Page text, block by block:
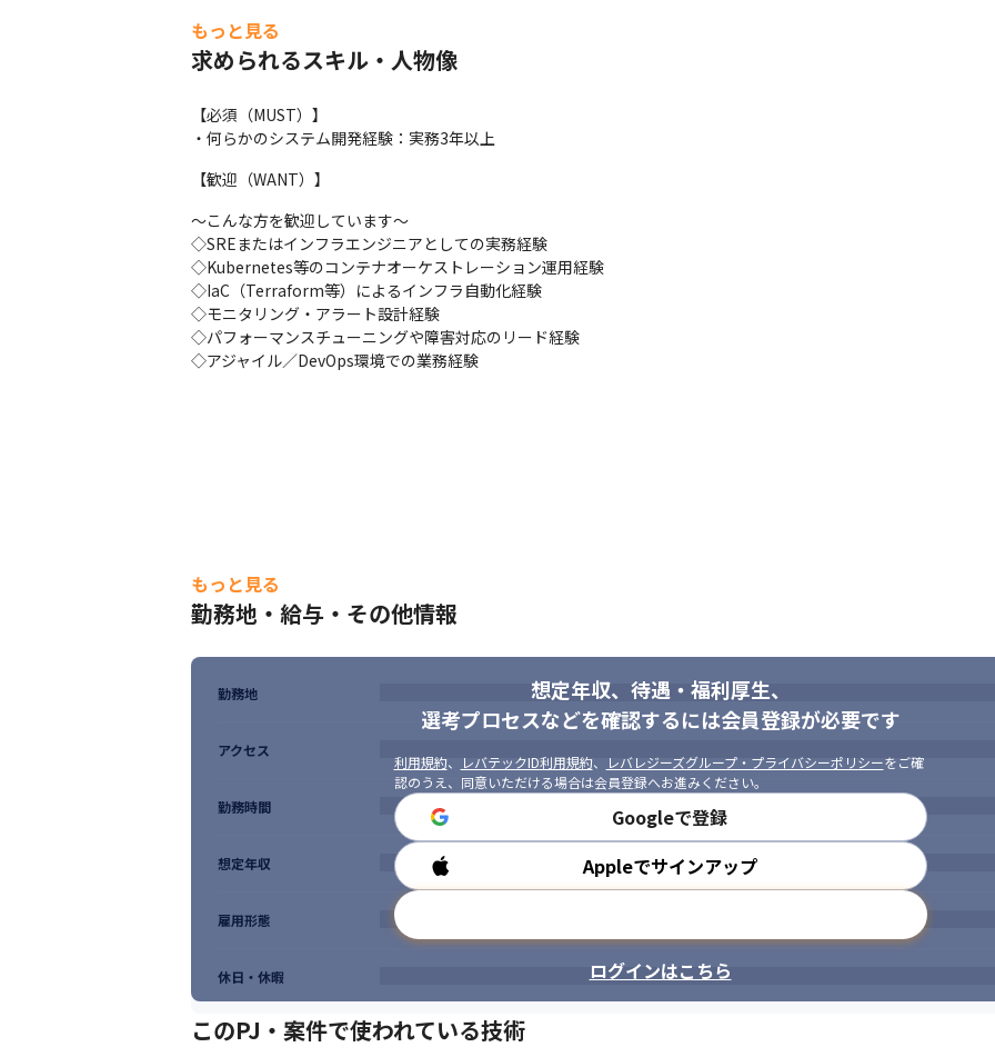
言語：Python, Go, Shell Script, JavaScript など
■具体的には
◦クラウド上のシステムアセスメントを行い、課題を明確化。
◦可用性、拡張性、セキュリティ、ガバナンスを考慮したシステムアーキテクチャの確認と改善提案。
◦ストレージやDB設計などのパラメータが適切か確認し、パフォーマンスチューニングを実施。
◦クラウドコストの最適化を推進。
•開発・運用プロセスの改善
◦DevSecOps基盤の成熟度診断と改善点の特定。
◦開発生産性、品質向上のための技術支援。
◦システム運用上の改善項目の特定と実行。
•先端技術の導入と活用
◦生成AIの導入支援や、Azure基盤でのAI活用基盤構築支援。
◦通常のITコンサルティングではリーチしきれない先端技術のPoC検証や導入推進。
・クラウドコストアセスメントサービス
クラウド上のシステムをアセスメントし、システムの課題や問題を明確にするサービス。明確となったシステム上
グラムの修正やパフォーマンスチューニングを実施し、コストの最適化を実現。
■開発
・某鉄道会社様向け監視カメラシステム・プロトタイプ開発
鉄道車両に設置された防犯カメラ映像を、リアルタイムで録画・視聴可能な新規監視システムを開発するプロジェ
張し、車両内および地上側でのリアルタイム視聴や操作を可能に。
（WebRTCを利用したリアルタイム動画配信機能の実装・クライアント側のWebブラウザ操作およびUI/UXデザイ
境上でのWebサーバ構築・AWS、Python等でのバックエンド環境構築・HTML+JavaScript、TypeScriptによるフ
もっと見る
求められるスキル・人物像
【必須（MUST）】
・何らかのシステム開発経験：実務3年以上
【歓迎（WANT）】
～こんな方を歓迎しています～
◇SREまたはインフラエンジニアとしての実務経験
◇Kubernetes等のコンテナオーケストレーション運用経験
◇IaC（Terraform等）によるインフラ自動化経験
◇モニタリング・アラート設計経験
◇パフォーマンスチューニングや障害対応のリード経験
◇アジャイル／DevOps環境での業務経験
もっと見る
勤務地・給与・その他情報
想定年収、待遇・福利厚生、
選考プロセスなどを確認するには会員登録が必要です
利用規約、 レバテックID利用規約、 レバレジーズグループ・プライバシーポリシーをご確
認のうえ、同意いただける場合は会員登録へお進みください。
Googleで登録
Appleでサインアップ
ログインはこちら
勤務地
アクセス
勤務時間
想定年収
雇用形態
休日・休暇
このPJ・案件で使われている技術